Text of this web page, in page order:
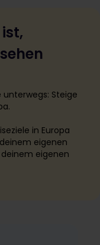
Steige
in Europa
eigenen
eigenen